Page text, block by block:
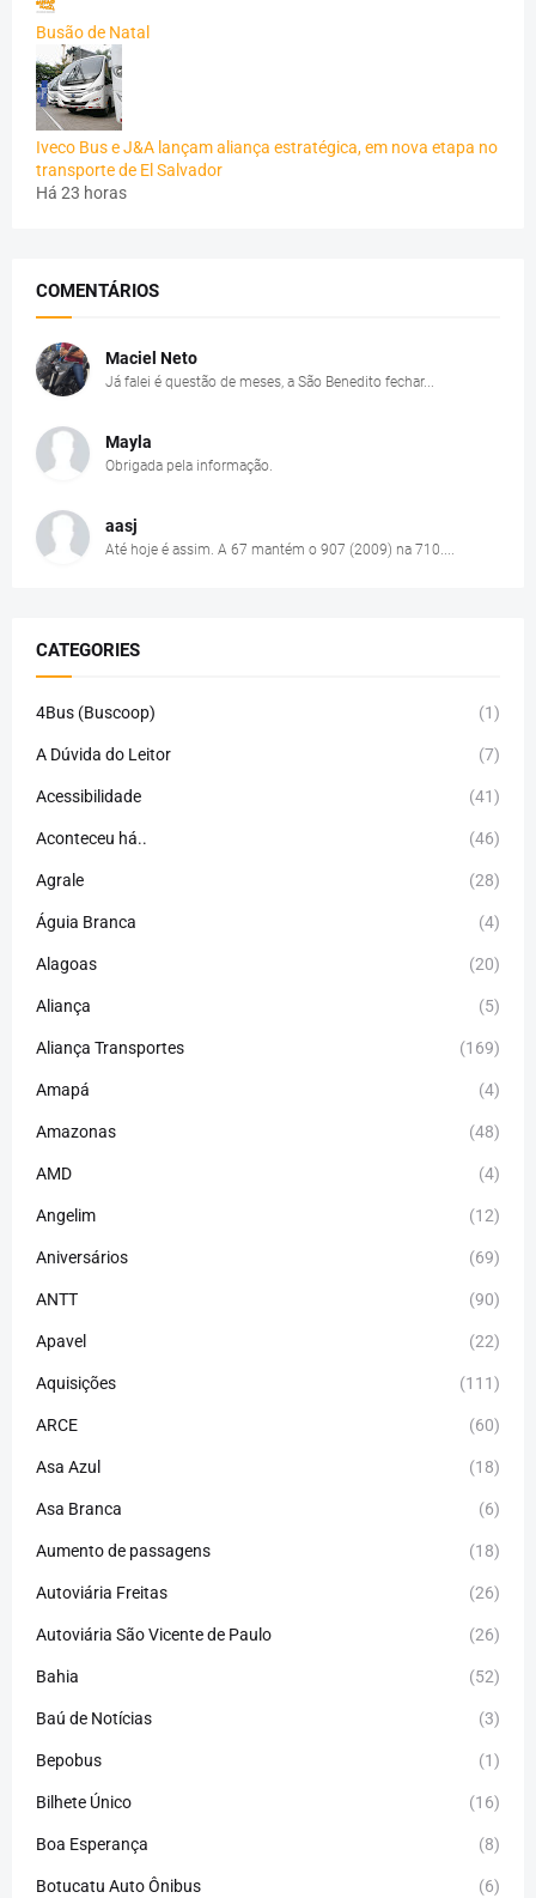
Busão de Natal
Iveco Bus e J&A lançam aliança estratégica, em nova etapa no
transporte de El Salvador
Há 23 horas
COMENTÁRIOS
Maciel Neto
Já falei é questão de meses, a São Benedito fechar...
Mayla
Obrigada pela informação.
aasj
Até hoje é assim. A 67 mantém o 907 (2009) na 710....
CATEGORIES
4Bus (Buscoop) (1)
A Dúvida do Leitor (7)
Acessibilidade (41)
Aconteceu há.. (46)
Agrale (28)
Águia Branca (4)
Alagoas (20)
Aliança (5)
Aliança Transportes (169)
Amapá (4)
Amazonas (48)
AMD (4)
Angelim (12)
Aniversários (69)
ANTT (90)
Apavel (22)
Aquisições (111)
ARCE (60)
Asa Azul (18)
Asa Branca (6)
Aumento de passagens (18)
Autoviária Freitas (26)
Autoviária São Vicente de Paulo (26)
Bahia (52)
Baú de Notícias (3)
Bepobus (1)
Bilhete Único (16)
Boa Esperança (8)
Botucatu Auto Ônibus (6)